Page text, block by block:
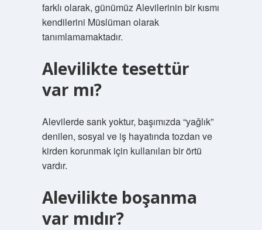
farklı olarak, günümüz Alevilerinin bir kısmı
kendilerini Müslüman olarak
tanımlamamaktadır.
Alevilikte tesettür
var mı?
Alevilerde sarık yoktur, başımızda “yağlık”
denilen, sosyal ve iş hayatında tozdan ve
kirden korunmak için kullanılan bir örtü
vardır.
Alevilikte boşanma
var mıdır?